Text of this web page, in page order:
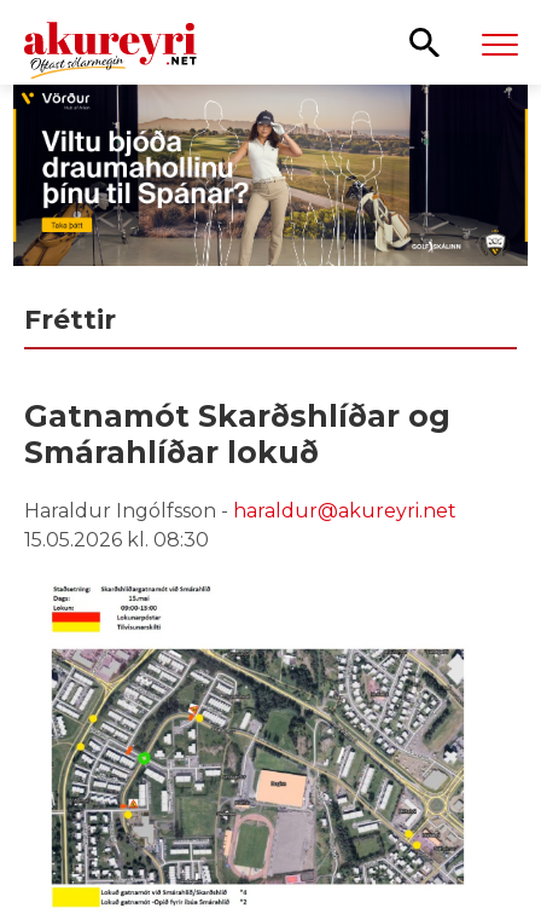
Leita
Fréttir
Gatnamót Skarðshlíðar og
Smárahlíðar lokuð
Haraldur Ingólfsson - haraldur@akureyri.net
15.05.2026 kl. 08:30